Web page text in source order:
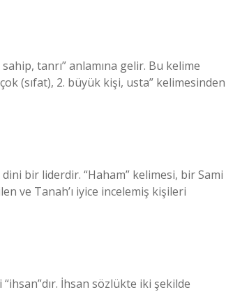
tanrı” anlamına gelir. Bu kelime
ve Tanah’ı iyice incelemiş kişileri
İhsan sözlükte iki şekilde